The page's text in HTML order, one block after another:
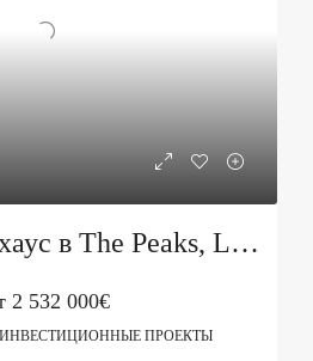
Виллы и таунхаус в The Peaks, Luštica Bay
2 532 000€
ПРОЕКТЫ